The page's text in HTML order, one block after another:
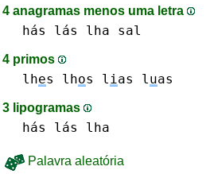
4 anagramas menos uma letra
hás lás lha sal
4 primos
lhes lhos lias luas
3 lipogramas
hás lás lha
Palavra aleatória